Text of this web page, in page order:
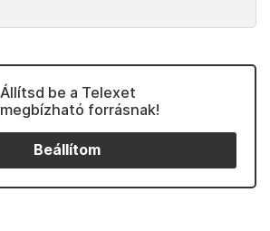
Állítsd be a Telexet
megbízható forrásnak!
Beállítom